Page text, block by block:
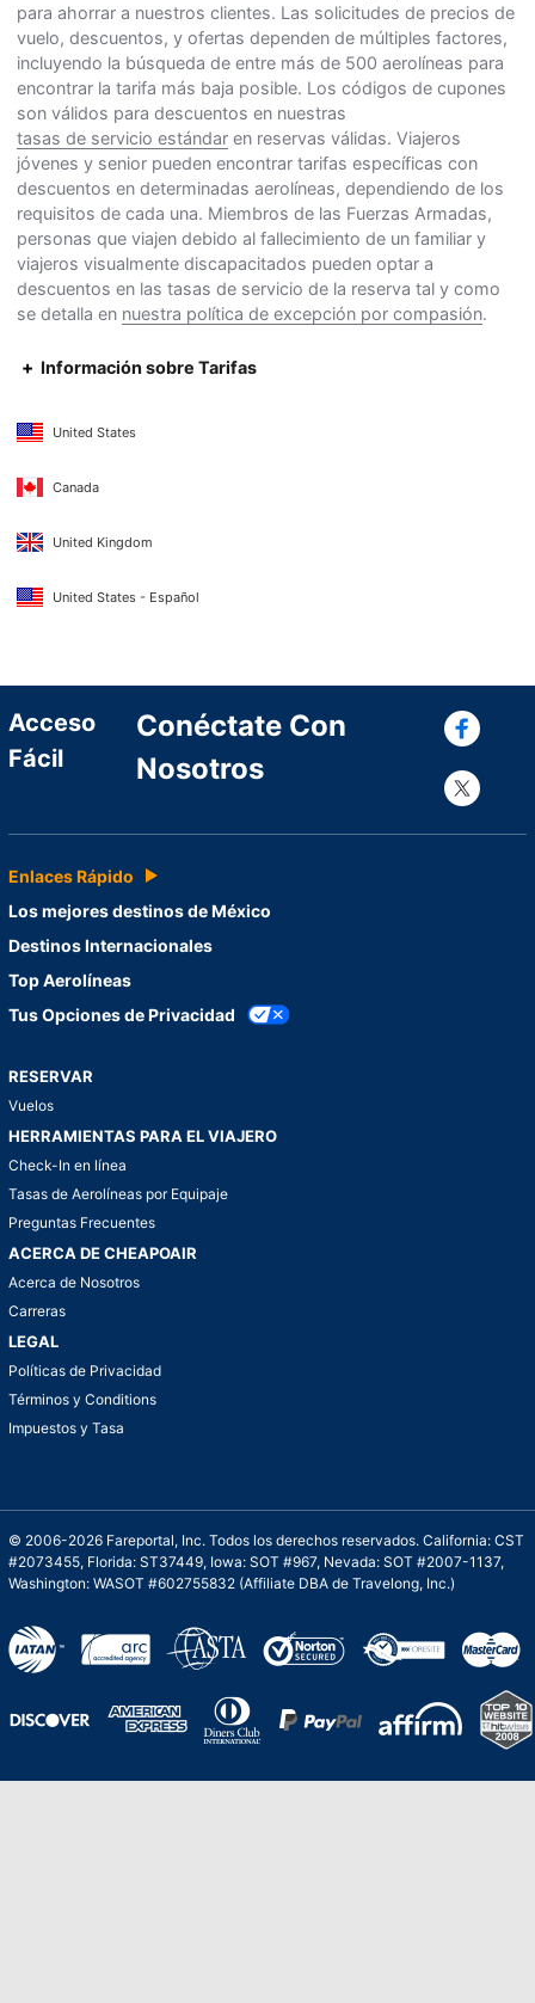
para ahorrar a nuestros clientes. Las solicitudes de precios de
vuelo, descuentos, y ofertas dependen de múltiples factores,
incluyendo la búsqueda de entre más de 500 aerolíneas para
encontrar la tarifa más baja posible. Los códigos de cupones
son válidos para descuentos en nuestras
tasas de servicio estándar en reservas válidas. Viajeros
jóvenes y senior pueden encontrar tarifas específicas con
descuentos en determinadas aerolíneas, dependiendo de los
requisitos de cada una. Miembros de las Fuerzas Armadas,
personas que viajen debido al fallecimiento de un familiar y
viajeros visualmente discapacitados pueden optar a
descuentos en las tasas de servicio de la reserva tal y como
se detalla en nuestra política de excepción por compasión.
Información sobre Tarifas
United States
Canada
United Kingdom
United States - Español
Acceso
Fácil
Conéctate Con
Nosotros
Enlaces Rápido
Los mejores destinos de México
Destinos Internacionales
Top Aerolíneas
Tus Opciones de Privacidad
RESERVAR
Vuelos
HERRAMIENTAS PARA EL VIAJERO
Check-In en línea
Tasas de Aerolíneas por Equipaje
Preguntas Frecuentes
ACERCA DE CHEAPOAIR
Acerca de Nosotros
Carreras
LEGAL
Políticas de Privacidad
Términos y Conditions
Impuestos y Tasa
© 2006-2026 Fareportal, Inc. Todos los derechos reservados. California: CST
#2073455, Florida: ST37449, Iowa: SOT #967, Nevada: SOT #2007-1137,
Washington: WASOT #602755832 (Affiliate DBA de Travelong, Inc.)